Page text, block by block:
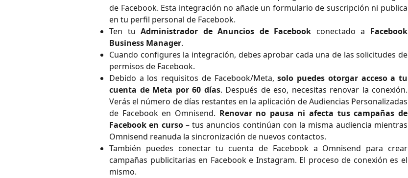
de Facebook. Esta integración no añade un formulario de suscripción ni publica
en tu perfil personal de Facebook.
Ten tuAdministrador de Anuncios de Facebook conectado a Facebook
Business Manager.
Cuando configures la integración, debes aprobar cada una de las solicitudes de
permisos de Facebook.
Debido a los requisitos de Facebook/Meta,solo puedes otorgar acceso a tu
cuenta de Meta por 60 días. Después de eso, necesitas renovar la conexión.
Verás el número de días restantes en la aplicación de Audiencias Personalizadas
de Facebook en Omnisend. Renovar no pausa ni afecta tus campañas de
Facebook en curso– tus anuncios continúan con la misma audiencia mientras
Omnisend reanuda la sincronización de nuevos contactos.
También puedes conectar tu cuenta de Facebook a Omnisend para crear
campañas publicitarias en Facebook e Instagram. El proceso de conexión es el
mismo.